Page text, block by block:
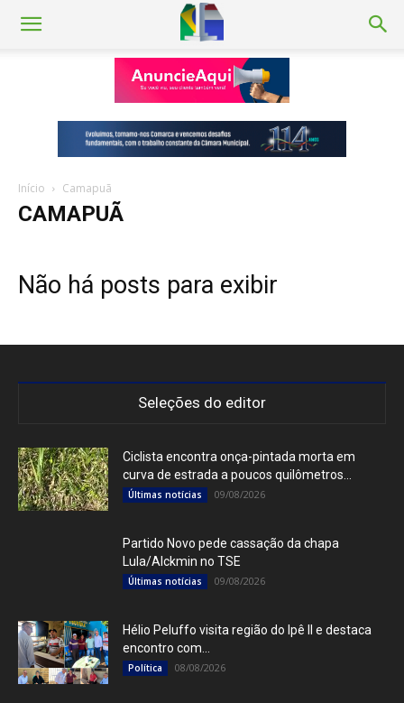
Início Camapuã
CAMAPUÃ
Não há posts para exibir
Seleções do editor
Ciclista encontra onça-pintada morta em
curva de estrada a poucos quilômetros...
Últimas notícias 09/08/2026
Partido Novo pede cassação da chapa
Lula/Alckmin no TSE
Últimas notícias 09/08/2026
Hélio Peluffo visita região do Ipê II e destaca
encontro com...
Política 08/08/2026